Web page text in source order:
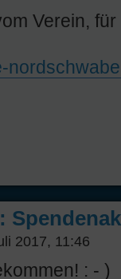
Verein,
2017, 11:46
: - )